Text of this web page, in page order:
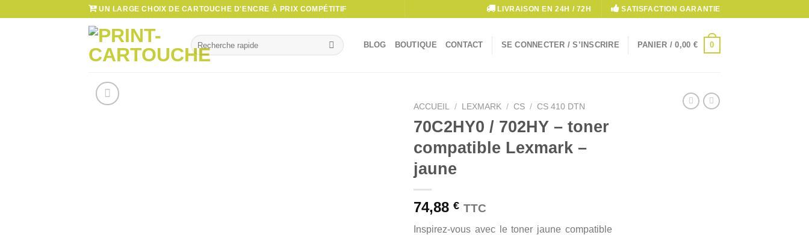
UN LARGE CHOIX DE CARTOUCHE D'ENCRE À PRIX COMPÉTITIF LIVRAISON EN 24H / 72H SATISFACTION GARANTIE
Recherche
pour :
BLOG BOUTIQUE CONTACT SE CONNECTER / S’INSCRIRE PANIER /0,00 € 0
ACCUEIL / LEXMARK / CS / CS 410 DTN
70C2HY0 / 702HY – toner
compatible Lexmark –
jaune
74,88 € TTC
Inspirez-vous avec le toner jaune compatible